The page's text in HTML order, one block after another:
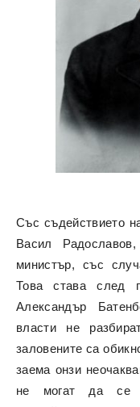
Със съдействието
Васил
министър, със
Това става след
Александър
власти не
заловените са
заема онзи
не могат да се